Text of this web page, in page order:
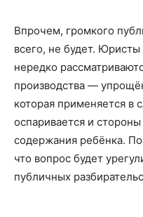
Впрочем, громкого
всего, не будет.
нередко
производства —
которая применяется в
оспаривается и
содержания ребёнка.
что вопрос будет
публичных